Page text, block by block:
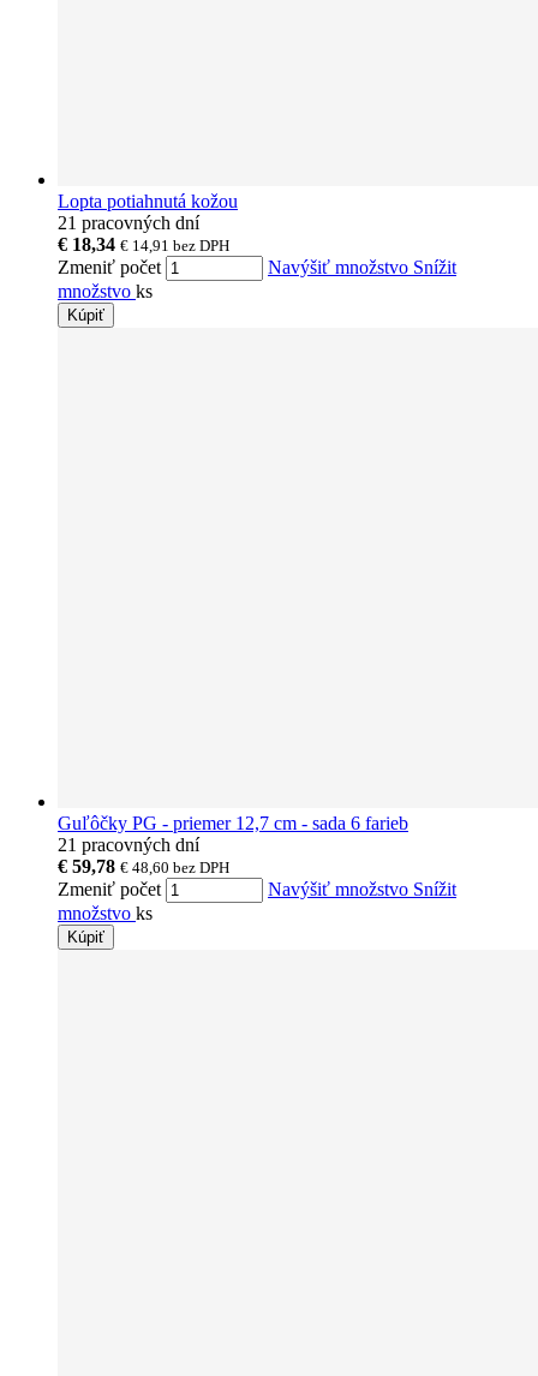
Lopta potiahnutá kožou
21 pracovných dní
€ 18,34 € 14,91 bez DPH
Zmeniť počet Navýšiť množstvo Snížit
množstvo ks
Kúpiť
Guľôčky PG - priemer 12,7 cm - sada 6 farieb
21 pracovných dní
€ 59,78 € 48,60 bez DPH
Zmeniť počet Navýšiť množstvo Snížit
množstvo ks
Kúpiť